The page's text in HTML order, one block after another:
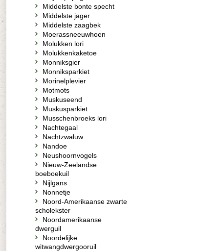
Middelste bonte specht
Middelste jager
Middelste zaagbek
Moerassneeuwhoen
Molukken lori
Molukkenkaketoe
Monniksgier
Monniksparkiet
Morinelplevier
Motmots
Muskuseend
Muskusparkiet
Musschenbroeks lori
Nachtegaal
Nachtzwaluw
Nandoe
Neushoornvogels
Nieuw-Zeelandse
boeboekuil
Nijlgans
Nonnetje
Noord-Amerikaanse zwarte
scholekster
Noordamerikaanse
dwerguil
Noordelijke
witwangdwergooruil